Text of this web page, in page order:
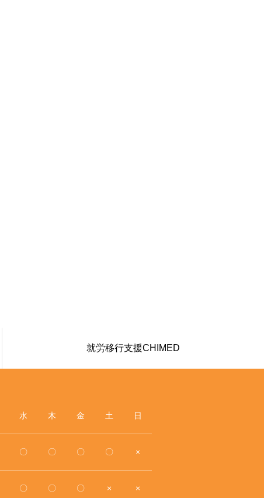
就労移行支援CHIMED
水 木 金 土 日
〇 〇 〇 〇 ×
〇 〇 〇 × ×